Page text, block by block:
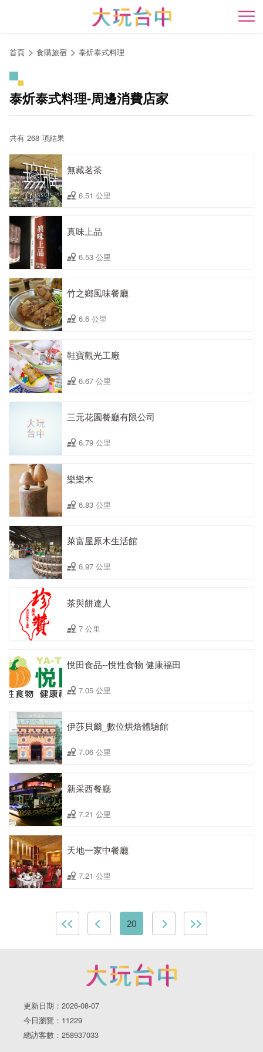
開
首頁 食購旅宿 泰炘泰式料理
泰炘泰式料理-周邊消費店家
共有 268 項結果
無藏茗茶
6.51 公里
真味上品
6.53 公里
竹之鄉風味餐廳
6.6 公里
鞋寶觀光工廠
6.67 公里
三元花園餐廳有限公司
6.79 公里
樂樂木
6.83 公里
萊富屋原木生活館
6.97 公里
茶與餅達人
7 公里
悅田食品--悅性食物 健康福田
7.05 公里
伊莎貝爾_數位烘焙體驗館
7.06 公里
新采西餐廳
7.21 公里
天地一家中餐廳
7.21 公里
20
更新日期：2026-08-07
今日瀏覽：11229
總訪客數：258937033